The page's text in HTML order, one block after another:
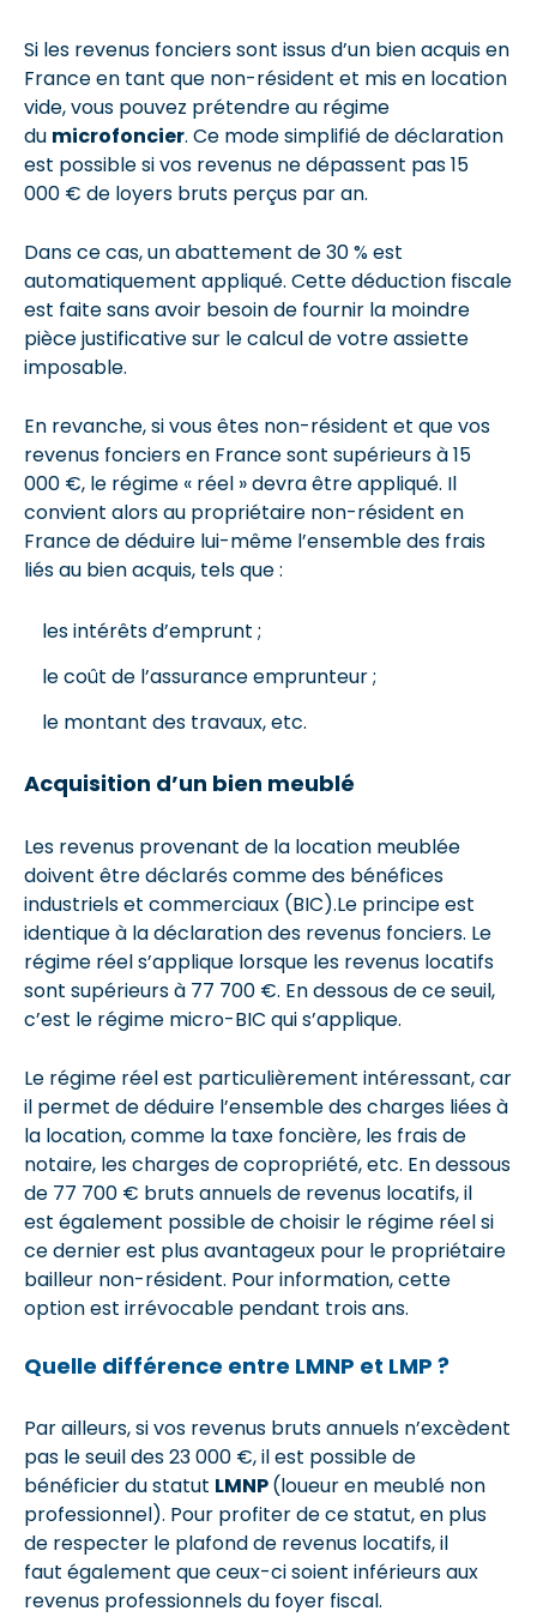
Si les revenus fonciers sont issus d’un bien acquis en
France en tant que non-résident et mis en location
vide, vous pouvez prétendre au régime
du microfoncier. Ce mode simplifié de déclaration
est possible si vos revenus ne dépassent pas 15
000 € de loyers bruts perçus par an.
Dans ce cas, un abattement de 30 % est
automatiquement appliqué. Cette déduction fiscale
est faite sans avoir besoin de fournir la moindre
pièce justificative sur le calcul de votre assiette
imposable.
En revanche, si vous êtes non-résident et que vos
revenus fonciers en France sont supérieurs à 15
000 €, le régime « réel » devra être appliqué. Il
convient alors au propriétaire non-résident en
France de déduire lui-même l’ensemble des frais
liés au bien acquis, tels que :
les intérêts d’emprunt ;
le coût de l’assurance emprunteur ;
le montant des travaux, etc.
Acquisition d’un bien meublé
Les revenus provenant de la location meublée
doivent être déclarés comme des bénéfices
industriels et commerciaux (BIC).Le principe est
identique à la déclaration des revenus fonciers. Le
régime réel s’applique lorsque les revenus locatifs
sont supérieurs à 77 700 €. En dessous de ce seuil,
c’est le régime micro-BIC qui s’applique.
Le régime réel est particulièrement intéressant, car
il permet de déduire l’ensemble des charges liées à
la location, comme la taxe foncière, les frais de
notaire, les charges de copropriété, etc. En dessous
de 77 700 € bruts annuels de revenus locatifs, il
est également possible de choisir le régime réel si
ce dernier est plus avantageux pour le propriétaire
bailleur non-résident. Pour information, cette
option est irrévocable pendant trois ans.
Quelle différence entre LMNP et LMP ?
Par ailleurs, si vos revenus bruts annuels n’excèdent
pas le seuil des 23 000 €, il est possible de
bénéficier du statut LMNP(loueur en meublé non
professionnel). Pour profiter de ce statut, en plus
de respecter le plafond de revenus locatifs, il
faut également que ceux-ci soient inférieurs aux
revenus professionnels du foyer fiscal.